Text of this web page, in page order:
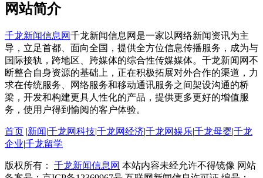
网站简介
千龙新闻信息网千龙新闻信息网是一家以网络新闻资讯为主
导，立足首都、面向全国，提供全方位信息传播服务，成为与
国际接轨，跨地区、跨媒体的综合性传媒媒体。千龙新闻网不
断整合自身资源的基础上，正在积极拓展对外合作的渠道，力
求在传统服务、网络服务和移动通讯服务之间架设沟通的桥
梁，开发和构建更具人性化的产品，提供更多更好的增值服
务，使用户得到愉阅的客户体验。
首页 |新闻|千龙网科技|千龙网经济|千龙网娱乐|千龙母婴|千龙
企业|千龙留学
版权所有： 千龙新闻信息网 本站内容未经允许不得镜像 网站